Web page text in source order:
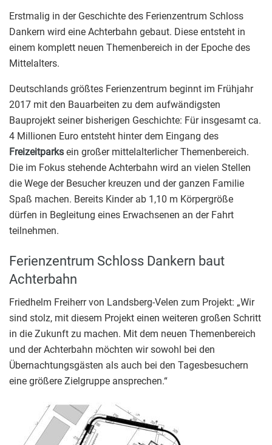
Erstmalig in der Geschichte des Ferienzentrum Schloss
Dankern wird eine Achterbahn gebaut. Diese entsteht in
einem komplett neuen Themenbereich in der Epoche des
Mittelalters.
Deutschlands größtes Ferienzentrum beginnt im Frühjahr
2017 mit den Bauarbeiten zu dem aufwändigsten
Bauprojekt seiner bisherigen Geschichte: Für insgesamt ca.
4 Millionen Euro entsteht hinter dem Eingang des
Freizeitparks ein großer mittelalterlicher Themenbereich.
Die im Fokus stehende Achterbahn wird an vielen Stellen
die Wege der Besucher kreuzen und der ganzen Familie
Spaß machen. Bereits Kinder ab 1,10 m Körpergröße
dürfen in Begleitung eines Erwachsenen an der Fahrt
teilnehmen.
Ferienzentrum Schloss Dankern baut
Achterbahn
Friedhelm Freiherr von Landsberg-Velen zum Projekt: „Wir
sind stolz, mit diesem Projekt einen weiteren großen Schritt
in die Zukunft zu machen. Mit dem neuen Themenbereich
und der Achterbahn möchten wir sowohl bei den
Übernachtungsgästen als auch bei den Tagesbesuchern
eine größere Zielgruppe ansprechen.“